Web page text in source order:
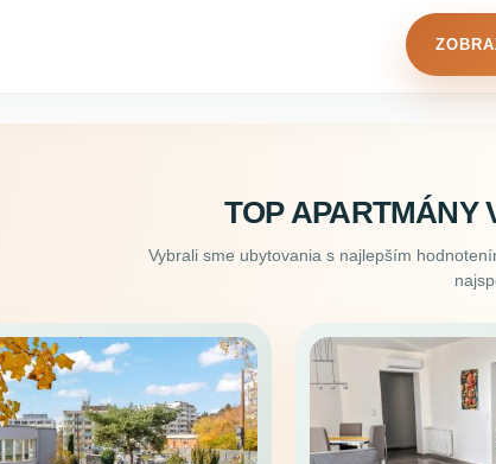
TOP APARTMÁNY
Vybrali sme ubytovania s najlepším